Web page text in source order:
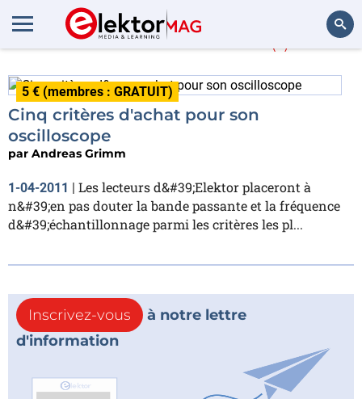
Andreas Grimm
5 € (membres : GRATUIT)
Cinq critères d'achat pour son
oscilloscope
par Andreas Grimm
1-04-2011 | Les lecteurs d&#39;Elektor placeront à
n&#39;en pas douter la bande passante et la fréquence
d&#39;échantillonnage parmi les critères les pl...
Inscrivez-vous
à notre lettre
d'information